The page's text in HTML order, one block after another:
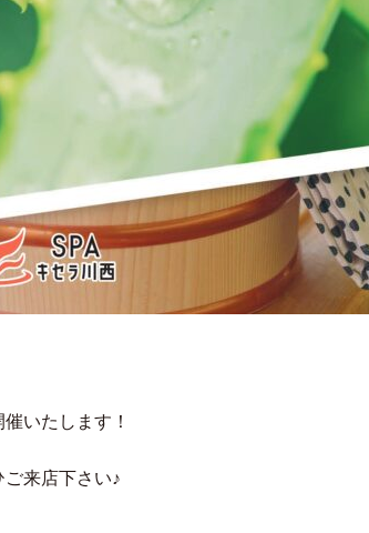
いたします！
来店下さい♪